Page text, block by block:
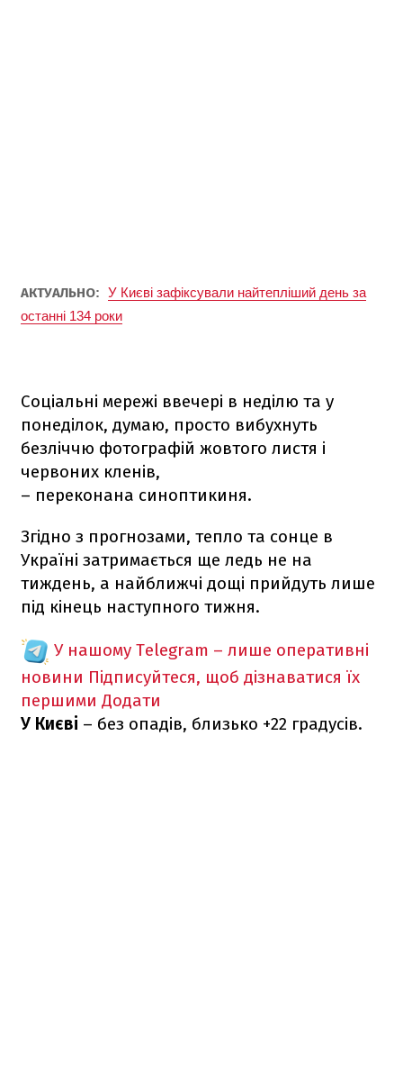
АКТУАЛЬНО: У Києві зафіксували найтепліший день за
останні 134 роки
Соціальні мережі ввечері в неділю та у
понеділок, думаю, просто вибухнуть
безліччю фотографій жовтого листя і
червоних кленів,
– переконана синоптикиня.
Згідно з прогнозами, тепло та сонце в
Україні затримається ще ледь не на
тиждень, а найближчі дощі прийдуть лише
під кінець наступного тижня.
У нашому Telegram – лише оперативні
новини Підписуйтеся, щоб дізнаватися їх
першими Додати
У Києві – без опадів, близько +22 градусів.